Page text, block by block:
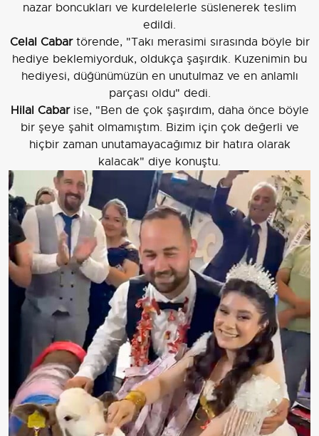
nazar boncukları ve kurdelelerle süslenerek teslim
edildi.
Celal Cabartörende, "Takı merasimi sırasında böyle bir
hediye beklemiyorduk, oldukça şaşırdık. Kuzenimin bu
hediyesi, düğünümüzün en unutulmaz ve en anlamlı
parçası oldu" dedi.
Hilal Cabarise, "Ben de çok şaşırdım, daha önce böyle
bir şeye şahit olmamıştım. Bizim için çok değerli ve
hiçbir zaman unutamayacağımız bir hatıra olarak
kalacak" diye konuştu.